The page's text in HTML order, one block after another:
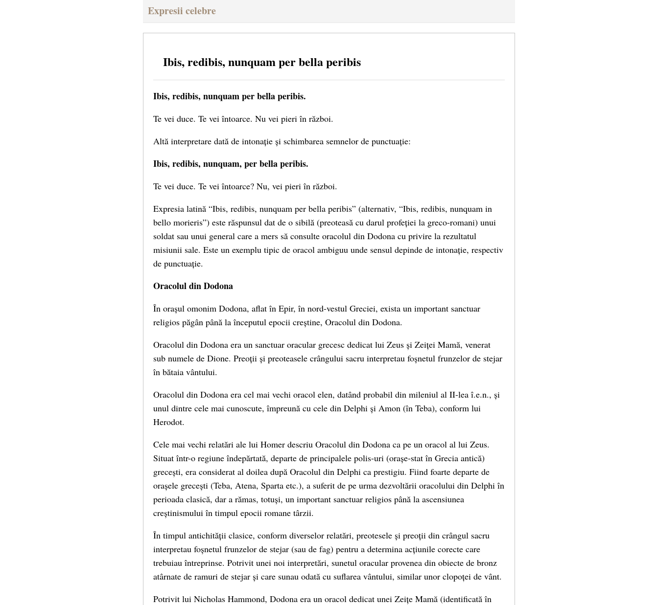
Expresii celebre
Ibis, redibis, nunquam per bella peribis
Ibis, redibis, nunquam per bella peribis.
Te vei duce. Te vei întoarce. Nu vei pieri în război.
Altă interpretare dată de intonație și schimbarea semnelor de punctuație:
Ibis, redibis, nunquam, per bella peribis.
Te vei duce. Te vei întoarce? Nu, vei pieri în război.
Expresia latină “Ibis, redibis, nunquam per bella peribis” (alternativ, “Ibis, redibis, nunquam in
bello morieris”) este răspunsul dat de o sibilă (preoteasă cu darul profeției la greco-romani) unui
soldat sau unui general care a mers să consulte oracolul din Dodona cu privire la rezultatul
misiunii sale. Este un exemplu tipic de oracol ambiguu unde sensul depinde de intonație, respectiv
de punctuație.
Oracolul din Dodona
În orașul omonim Dodona, aflat în Epir, în nord-vestul Greciei, exista un important sanctuar
religios păgân până la începutul epocii creștine, Oracolul din Dodona.
Oracolul din Dodona era un sanctuar oracular grecesc dedicat lui Zeus și Zeiței Mamă, venerat
sub numele de Dione. Preoții și preoteasele crângului sacru interpretau foșnetul frunzelor de stejar
în bătaia vântului.
Oracolul din Dodona era cel mai vechi oracol elen, datând probabil din mileniul al II-lea î.e.n., și
unul dintre cele mai cunoscute, împreună cu cele din Delphi și Amon (în Teba), conform lui
Herodot.
Cele mai vechi relatări ale lui Homer descriu Oracolul din Dodona ca pe un oracol al lui Zeus.
Situat într-o regiune îndepărtată, departe de principalele polis-uri (orașe-stat în Grecia antică)
grecești, era considerat al doilea după Oracolul din Delphi ca prestigiu. Fiind foarte departe de
orașele grecești (Teba, Atena, Sparta etc.), a suferit de pe urma dezvoltării oracolului din Delphi în
perioada clasică, dar a rămas, totuși, un important sanctuar religios până la ascensiunea
creștinismului în timpul epocii romane târzii.
În timpul antichității clasice, conform diverselor relatări, preotesele și preoții din crângul sacru
interpretau foșnetul frunzelor de stejar (sau de fag) pentru a determina acțiunile corecte care
trebuiau întreprinse. Potrivit unei noi interpretări, sunetul oracular provenea din obiecte de bronz
atârnate de ramuri de stejar și care sunau odată cu suflarea vântului, similar unor clopoței de vânt.
Potrivit lui Nicholas Hammond, Dodona era un oracol dedicat unei Zeițe Mamă (identificată în